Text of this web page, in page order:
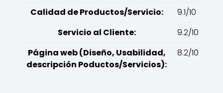
Calidad de Productos/Servicio:
9.1/10
Servicio al Cliente:
9.2/10
Página web (Diseño, Usabilidad,
descripción Poductos/Servicios):
8.2/10